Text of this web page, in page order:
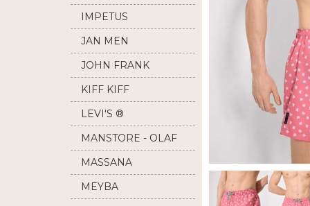
IMPETUS
JAN MEN
JOHN FRANK
KIFF KIFF
LEVI'S ®
MANSTORE - OLAF
BENZ
MASSANA
MEYBA